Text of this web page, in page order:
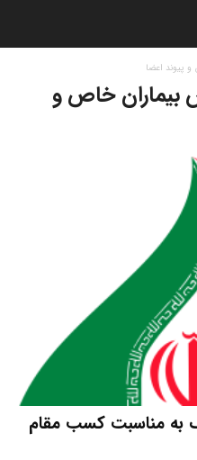
پیوند اعضا
بیماران خاص و
به مناسبت کسب مقام